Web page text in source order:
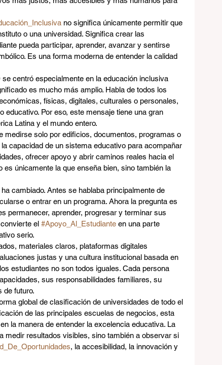
no significa únicamente permitir que
o una universidad. Significa crear las
pueda participar, aprender, avanzar y sentirse
Es una forma moderna de entender la calidad
centró especialmente en la educación inclusiva
es mucho más amplio. Habla de todos los
físicas, digitales, culturales o personales,
educativo. Por eso, este mensaje tiene una gran
Latina y el mundo entero.
medirse solo por edificios, documentos, programas o
capacidad de un sistema educativo para acompañar
ofrecer apoyo y abrir caminos reales hacia el
es únicamente la que enseña bien, sino también la
cambiado. Antes se hablaba principalmente de
o entrar en un programa. Ahora la pregunta es
permanecer, aprender, progresar y terminar sus
el #Apoyo_Al_Estudiante en una parte
serio.
materiales claros, plataformas digitales
justas y una cultura institucional basada en
estudiantes no son todos iguales. Cada persona
sus responsabilidades familiares, su
de futuro.
global de clasificación de universidades de todo el
de las principales escuelas de negocios, esta
la manera de entender la excelencia educativa. La
medir resultados visibles, sino también a observar si
, la accesibilidad, la innovación y